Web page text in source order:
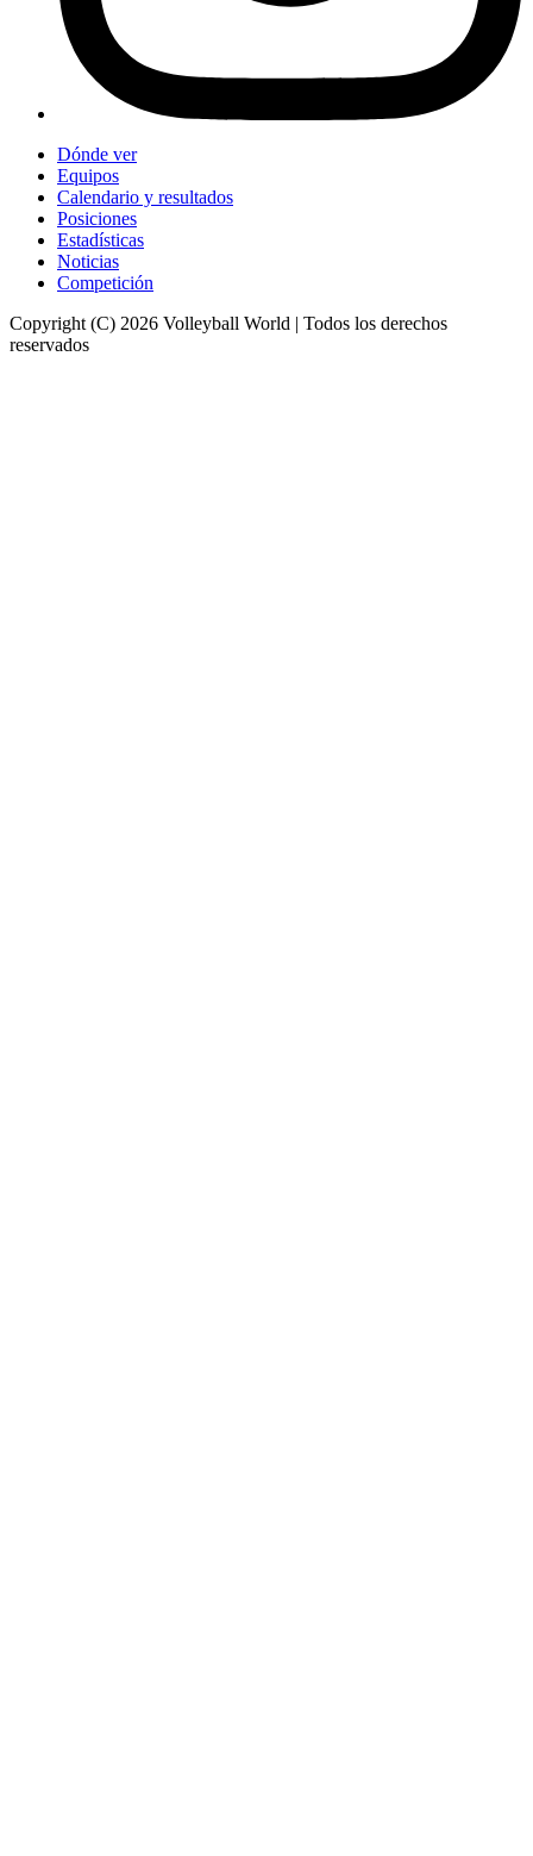
Dónde ver
Equipos
Calendario y resultados
Posiciones
Estadísticas
Noticias
Competición
Copyright (C) 2026 Volleyball World | Todos los derechos
reservados